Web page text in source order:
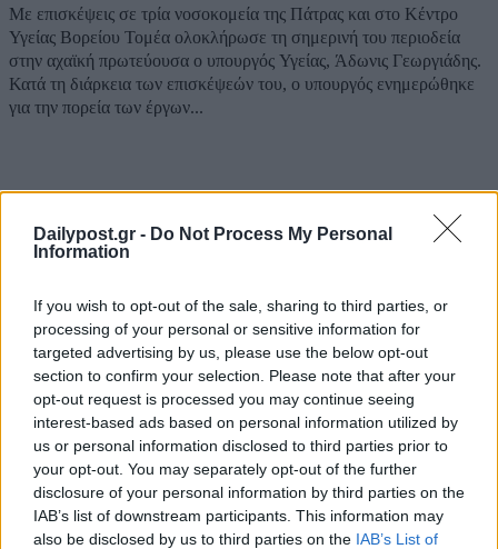
Dailypost.gr - Do Not Process My Personal
Information
If you wish to opt-out of the sale, sharing to third parties, or
processing of your personal or sensitive information for
targeted advertising by us, please use the below opt-out
section to confirm your selection. Please note that after your
opt-out request is processed you may continue seeing
interest-based ads based on personal information utilized by
us or personal information disclosed to third parties prior to
your opt-out. You may separately opt-out of the further
disclosure of your personal information by third parties on the
IAB’s list of downstream participants. This information may
also be disclosed by us to third parties on the IAB’s List of
Με επισκέψεις σε τρία νοσοκομεία της Πάτρας και στο Κέντρο
Υγείας Βορείου Τομέα ολοκλήρωσε τη σημερινή του περιοδεία
στην αχαϊκή πρωτεύουσα ο υπουργός Υγείας, Άδωνις Γεωργιάδης.
Κατά τη διάρκεια των επισκέψεών του, ο υπουργός ενημερώθηκε
για την πορεία των έργων...
ΡΟΗ ΕΙΔΗΣΕΩΝ
προσαρμοσμένο EBITDA στα €1,2 δισ.
05/08/2026
Επανέρχεται ο Γεωργιάδης κατά του ΠΑΣΟΚ: «Ο
πανικός είναι κακός σύμβουλος»
05/08/2026
Αυγερινός, Μουτσάτσου και άλλα 20 πρώην
εξηγούν γιατί αποχώρησαν από το κόμμα
– «Αρνηθήκαμε να συμβιβαστούμε»
05/08/2026